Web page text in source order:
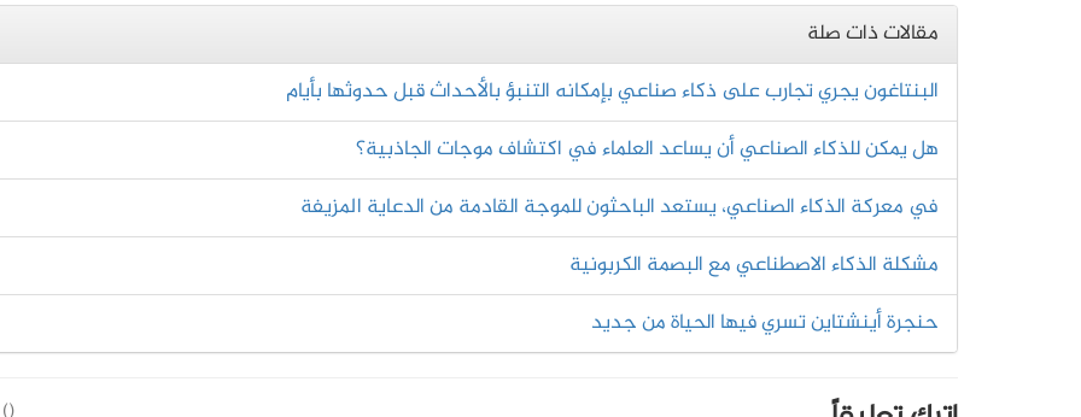
مقالات ذات صلة
البنتاغون يجري تجارب على ذكاء صناعي بإمكانه التنبؤ بالأحداث قبل حدوثها بأيام
هل يمكن للذكاء الصناعي أن يساعد العلماء في اكتشاف موجات الجاذبية؟
في معركة الذكاء الصناعي، يستعد الباحثون للموجة القادمة من الدعاية المزيفة
مشكلة الذكاء الاصطناعي مع البصمة الكربونية
حنجرة أينشتاين تسري فيها الحياة من جديد